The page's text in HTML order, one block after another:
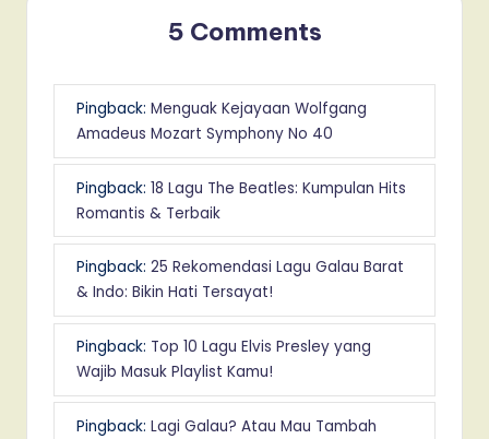
5 Comments
Pingback: Menguak Kejayaan Wolfgang
Amadeus Mozart Symphony No 40
Pingback: 18 Lagu The Beatles: Kumpulan Hits
Romantis & Terbaik
Pingback: 25 Rekomendasi Lagu Galau Barat
& Indo: Bikin Hati Tersayat!
Pingback: Top 10 Lagu Elvis Presley yang
Wajib Masuk Playlist Kamu!
Pingback: Lagi Galau? Atau Mau Tambah